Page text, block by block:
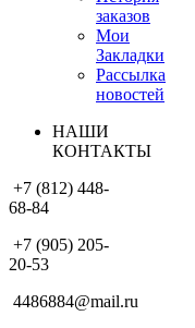
заказов
Мои
Закладки
Рассылка
новостей
НАШИ
КОНТАКТЫ
+7 (812) 448-
68-84
+7 (905) 205-
20-53
4486884@mail.ru